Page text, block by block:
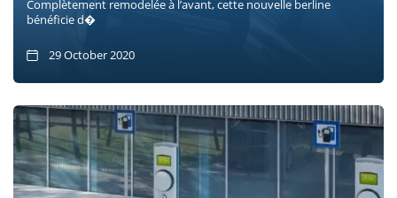
Complètement remodelée à l’avant, cette nouvelle berline
bénéficie d�
29 October 2020